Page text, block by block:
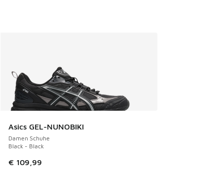
Asics GEL-NUNOBIKI
Damen Schuhe
Black - Black
€ 109,99